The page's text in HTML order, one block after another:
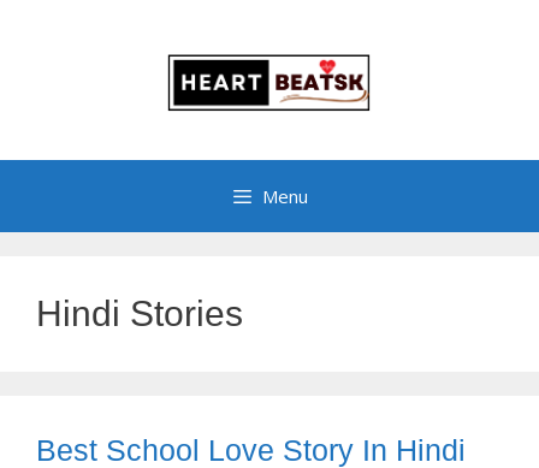
Menu
Hindi Stories
Best School Love Story In Hindi